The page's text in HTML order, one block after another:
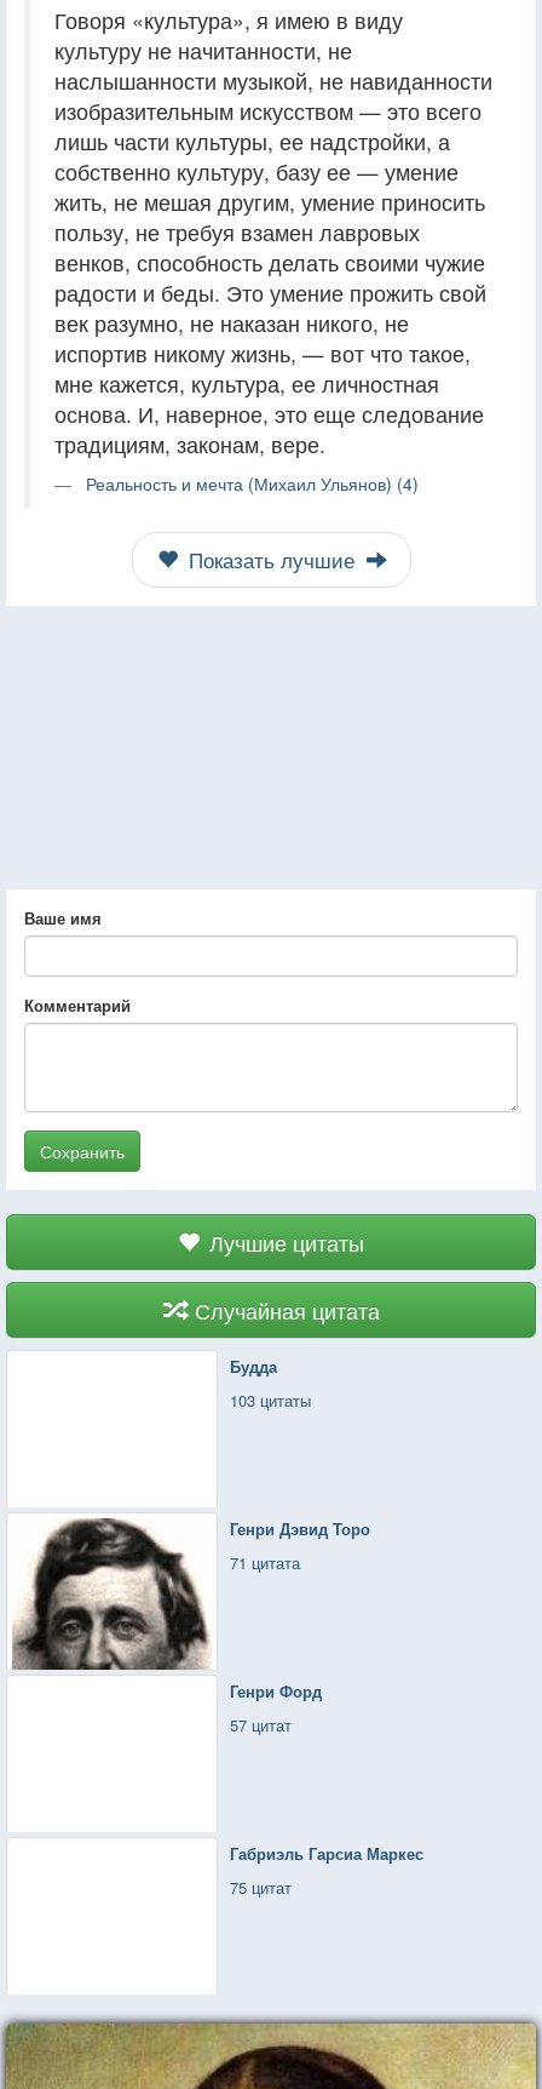
Говоря «культура», я имею в виду
культуру не начитанности, не
наслышанности музыкой, не навиданности
изобразительным искусством — это всего
лишь части культуры, ее надстройки, а
собственно культуру, базу ее — умение
жить, не мешая другим, умение приносить
пользу, не требуя взамен лавровых
венков, способность делать своими чужие
радости и беды. Это умение прожить свой
век разумно, не наказан никого, не
испортив никому жизнь, — вот что такое,
мне кажется, культура, ее личностная
основа. И, наверное, это еще следование
традициям, законам, вере.
Реальность и мечта (Михаил Ульянов) (4)
Показать лучшие
Ваше имя
Комментарий
Сохранить
Лучшие цитаты
Случайная цитата
Будда
103 цитаты
Генри Дэвид Торо
71 цитата
Генри Форд
57 цитат
Габриэль Гарсиа Маркес
75 цитат